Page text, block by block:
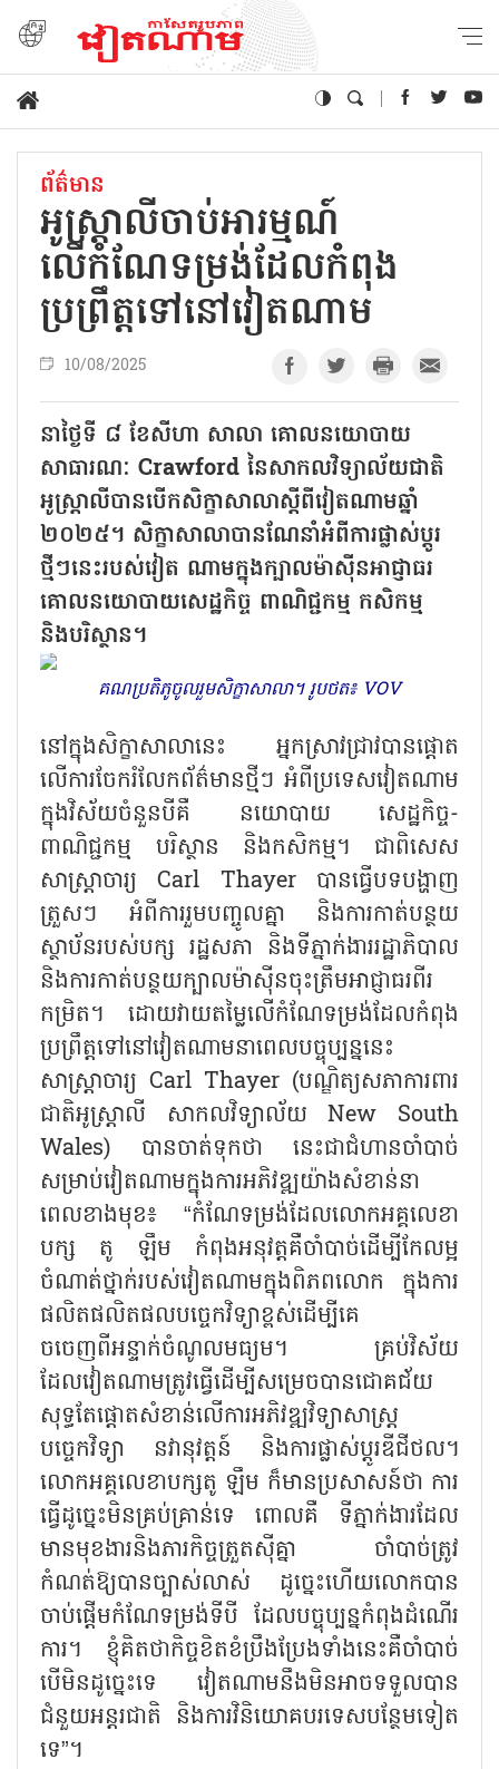
ព័ត៌មាន
អូស្ត្រាលីចាប់អារម្មណ៍
លើកំណែទម្រង់ដែលកំពុង
ប្រព្រឹត្តទៅនៅវៀតណាម
10/08/2025
នាថ្ងៃទី ៨ ខែសីហា សាលា គោលនយោបាយ
សាធារណៈ Crawford នៃសាកលវិទ្យាល័យជាតិ
អូស្ត្រាលីបានបើកសិក្ខាសាលាស្តីពីវៀតណាមឆ្នាំ
២០២៥។ សិក្ខាសាលាបានណែនាំអំពីការផ្លាស់ប្តូរ
ថ្មីៗនេះរបស់វៀត ណាមក្នុងក្បាលម៉ាស៊ីនអាជ្ញាធរ
គោលនយោបាយសេដ្ឋកិច្ច ពាណិជ្ជកម្ម កសិកម្ម
និងបរិស្ថាន។
គណប្រតិភូចូលរួមសិក្ខាសាលា។ រូបថត៖ VOV
នៅក្នុងសិក្ខាសាលានេះ អ្នកស្រាវជ្រាវបានផ្តោត
លើការចែករំលែកព័ត៌មានថ្មីៗ អំពីប្រទេសវៀតណាម
ក្នុងវិស័យចំនួនបីគឺ នយោបាយ សេដ្ឋកិច្ច-
ពាណិជ្ជកម្ម បរិស្ថាន និងកសិកម្ម។ ជាពិសេស
សាស្ត្រាចារ្យ Carl Thayer បានធ្វើបទបង្ហាញ
ត្រួសៗ អំពីការរួមបញ្ចូលគ្នា និងការកាត់បន្ថយ
ស្ថាប័នរបស់បក្ស រដ្ឋសភា និងទីភ្នាក់ងាររដ្ឋាភិបាល
និងការកាត់បន្ថយក្បាលម៉ាស៊ីនចុះត្រឹមអាជ្ញាធរពីរ
កម្រិត។ ដោយវាយតម្លៃលើកំណែទម្រង់ដែលកំពុង
ប្រព្រឹត្តទៅនៅវៀតណាមនាពេលបច្ចុប្បន្ននេះ
សាស្ត្រាចារ្យ Carl Thayer (បណ្ឌិត្យសភាការពារ
ជាតិអូស្ត្រាលី សាកលវិទ្យាល័យ New South
Wales) បានចាត់ទុកថា នេះជាជំហានចាំបាច់
សម្រាប់វៀតណាមក្នុងការអភិវឌ្ឍយ៉ាងសំខាន់នា
ពេលខាងមុខ៖ “កំណែទម្រង់ដែលលោកអគ្គលេខា
បក្ស តូ ឡឹម កំពុងអនុវត្តគឺចាំបាច់ដើម្បីកែលម្អ
ចំណាត់ថ្នាក់របស់វៀតណាមក្នុងពិភពលោក ក្នុងការ
ផលិតផលិតផលបច្ចេកវិទ្យាខ្ពស់ដើម្បីគេ
ចចេញពីអន្ទាក់ចំណូលមធ្យម។ គ្រប់វិស័យ
ដែលវៀតណាមត្រូវធ្វើដើម្បីសម្រេចបានជោគជ័យ
សុទ្ធតែផ្តោតសំខាន់លើការអភិវឌ្ឍវិទ្យាសាស្ត្រ
បច្ចេកវិទ្យា នវានុវត្តន៍ និងការផ្លាស់ប្តូរឌីជីថល។
លោកអគ្គលេខាបក្សតូ ឡឹម ក៏មានប្រសាសន៍ថា ការ
ធ្វើដូច្នេះមិនគ្រប់គ្រាន់ទេ ពោលគឺ ទីភ្នាក់ងារដែល
មានមុខងារនិងភារកិច្ចត្រួតស៊ីគ្នា ចាំបាច់ត្រូវ
កំណត់ឱ្យបានច្បាស់លាស់ ដូច្នេះហើយលោកបាន
ចាប់ផ្តើមកំណែទម្រង់ទីបី ដែលបច្ចុប្បន្នកំពុងដំណើរ
ការ។ ខ្ញុំគិតថាកិច្ចខិតខំប្រឹងប្រែងទាំងនេះគឺចាំបាច់
បើមិនដូច្នេះទេ វៀតណាមនឹងមិនអាចទទួលបាន
ជំនួយអន្តរជាតិ និងការវិនិយោគបរទេសបន្ថែមទៀត
ទេ”។